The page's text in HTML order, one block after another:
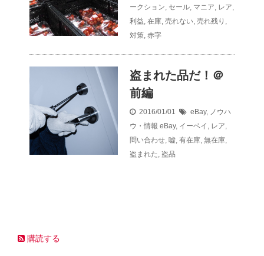
ークション, セール, マニア, レア,
利益, 在庫, 売れない, 売れ残り ,
対策, 赤字
盗まれた品だ！＠
前編
2016/01/01 eBay, ノウハ
ウ・情報 eBay, イーベイ , レア,
問い合わせ, 嘘, 有在庫, 無在庫,
盗まれた, 盗品
購読する